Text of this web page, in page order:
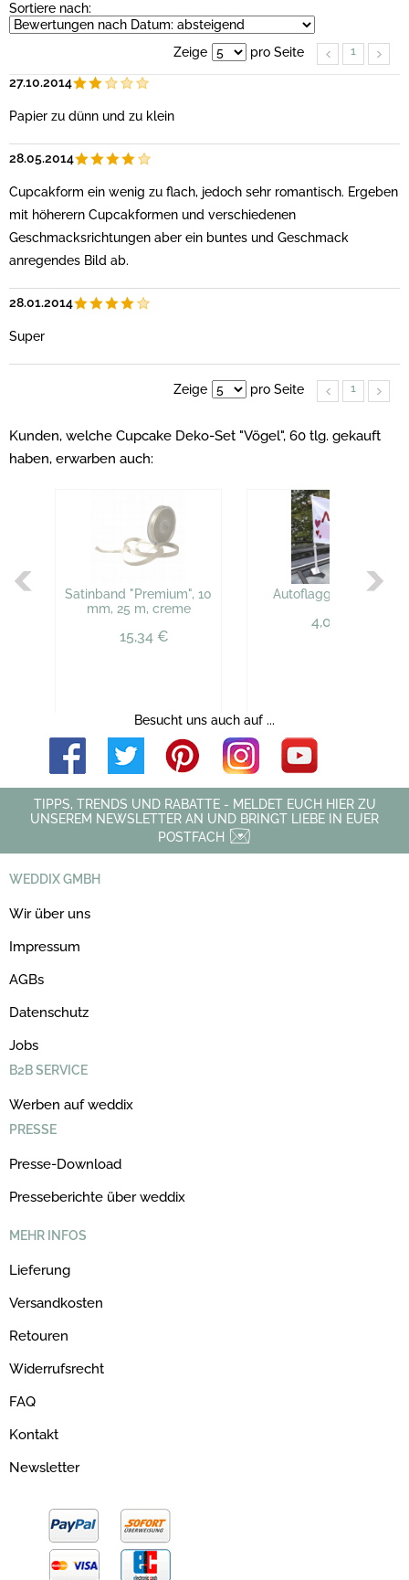
Sortiere nach:
Zeige pro Seite 1
27.10.2014
Papier zu dünn und zu klein
28.05.2014
Cupcakform ein wenig zu flach, jedoch sehr romantisch. Ergeben
mit höherern Cupcakformen und verschiedenen
Geschmacksrichtungen aber ein buntes und Geschmack
anregendes Bild ab.
28.01.2014
Super
Zeige pro Seite 1
Kunden, welche Cupcake Deko-Set "Vögel", 60 tlg. gekauft
haben, erwarben auch:
Satinband "Premium", 10
mm, 25 m, creme
15,34 €
Autoflagge "Hochzeit"
4,09 €
Besucht uns auch auf ...
TIPPS, TRENDS UND RABATTE - MELDET EUCH HIER ZU
UNSEREM NEWSLETTER AN UND BRINGT LIEBE IN EUER
POSTFACH
WEDDIX GMBH
Wir über uns
Impressum
AGBs
Datenschutz
Jobs
B2B SERVICE
Werben auf weddix
PRESSE
Presse-Download
Presseberichte über weddix
MEHR INFOS
Lieferung
Versandkosten
Retouren
Widerrufsrecht
FAQ
Kontakt
Newsletter